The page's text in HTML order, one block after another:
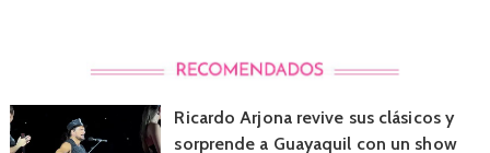
Ricardo Arjona revive sus clásicos y
sorprende a Guayaquil con un show